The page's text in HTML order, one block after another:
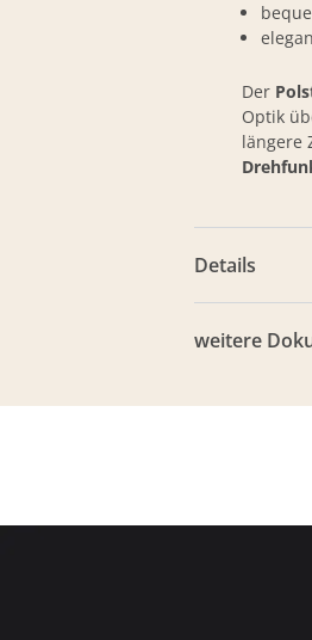
Der
Optik
längere
Details
weitere